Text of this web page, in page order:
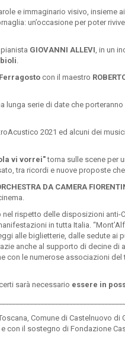
e immaginario visivo, insieme
un’occasione per poter
GIOVANNI ALLEVI, in un
.
con il maestro
lunga serie di date che
2021 ed alcuni dei
vi vorrei"torna sulle scene per
tra ricordi e nuove proposte
DA CAMERA
rispetto delle disposizioni anti-
in tutta Italia.
alle biglietterie, dalle sedute ai
anche al supporto di decine
con le numerose associazioni del
sarà necessario essere in
Comune di Castelnuovo di
con il sostegno di Fondazione